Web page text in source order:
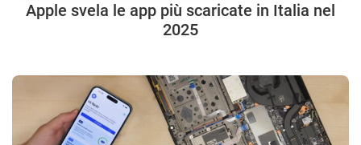
Apple svela le app più scaricate in Italia nel
2025